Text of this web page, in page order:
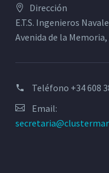
Dirección
E.T.S. Ingenieros
Avenida de la Memoria,
Teléfono +34 608
Email: